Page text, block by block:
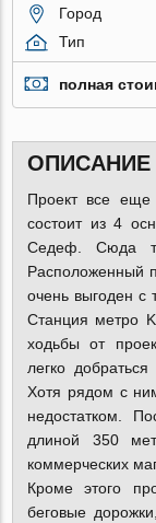
Город
Тип
полная
ОПИСАНИЕ
Проект все еще
состоит из 4
Седеф. Сюда
Расположенный
очень выгоден с
Станция метро
ходьбы от
легко
Хотя рядом с
недостатком.
длиной 350
коммерческих
Кроме этого
беговые